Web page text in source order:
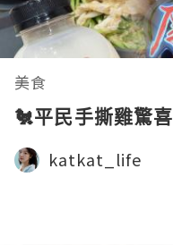
美食
🐔平民手撕雞驚喜
katkat_life